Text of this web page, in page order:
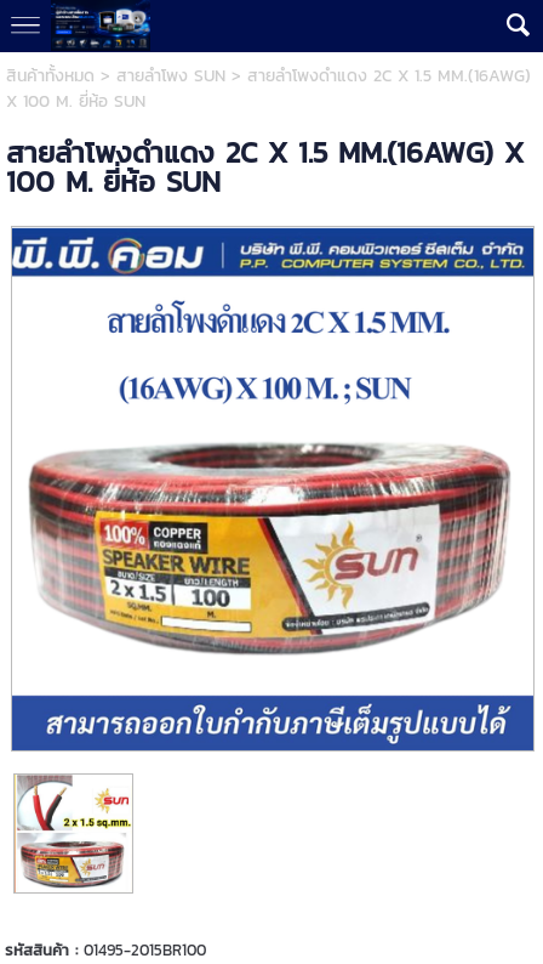
สินค้าทั้งหมด > สายลำโพง SUN > สายลำโพงดำแดง 2C X 1.5 MM.(16AWG)
X 100 M. ยี่ห้อ SUN
สายลำโพงดำแดง 2C X 1.5 MM.(16AWG) X
100 M. ยี่ห้อ SUN
รหัสสินค้า :01495-2015BR100